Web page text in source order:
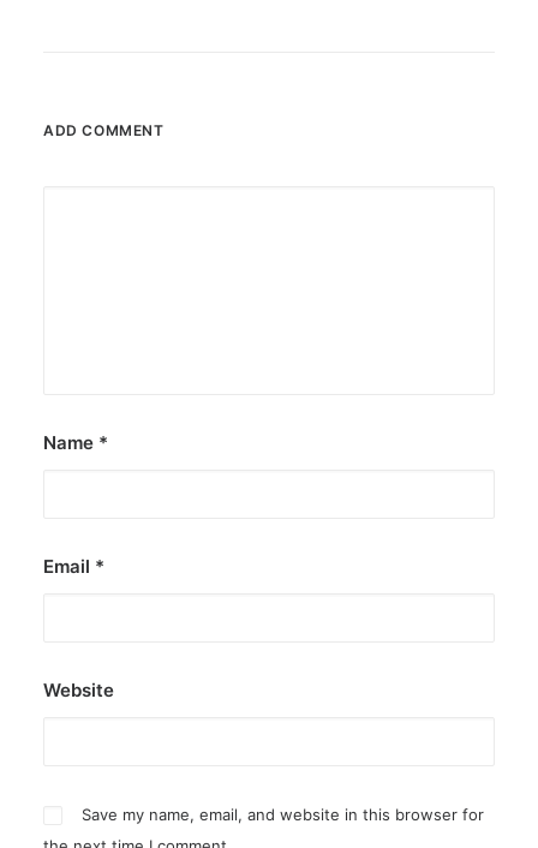
ADD COMMENT
Name *
Email *
Website
Save my name, email, and website in this browser for